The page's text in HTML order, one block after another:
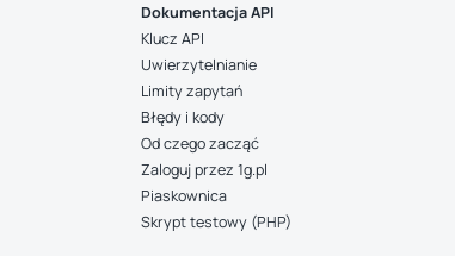
Dokumentacja API
Klucz API
Uwierzytelnianie
Limity zapytań
Błędy i kody
Od czego zacząć
Zaloguj przez 1g.pl
Piaskownica
Skrypt testowy (PHP)